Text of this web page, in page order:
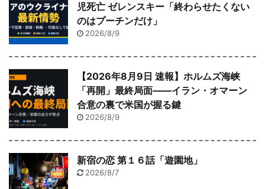
児死亡 ゼレンスキー「終わらせたくない
のはプーチンだけ」
2026/8/9
【2026年8月9日 速報】ホルムズ海峡
「再開」最終局面――イラン・オマーン
合意の裏で米国が握る鍵
2026/8/9
新宿の恋 第１６話「遊園地」
2026/8/7